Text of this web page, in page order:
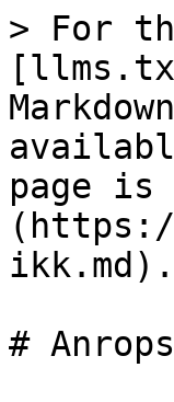
> For
page is
ikk.md).
#